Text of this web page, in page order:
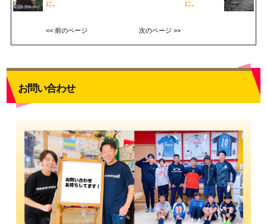
に。
<< 前のページ
に。
次のページ >>
お問い合わせ